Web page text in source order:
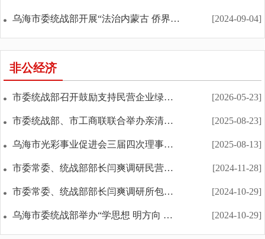
[2024-09-04]
乌海市委统战部开展“法治内蒙古 侨界同心行”侨法宣...
非公经济
[2026-05-23]
市委统战部召开鼓励支持民营企业绿色、安全、创新发...
[2025-08-23]
市委统战部、市工商联联合举办亲清恳谈圆桌会
[2025-08-13]
乌海市光彩事业促进会三届四次理事会召开
[2024-11-28]
市委常委、统战部部长闫爽调研民营经济数字化平台建...
[2024-10-29]
市委常委、统战部部长闫爽调研所包联重点项目和民营...
[2024-10-29]
乌海市委统战部举办“学思想 明方向 强信心 建新功”...